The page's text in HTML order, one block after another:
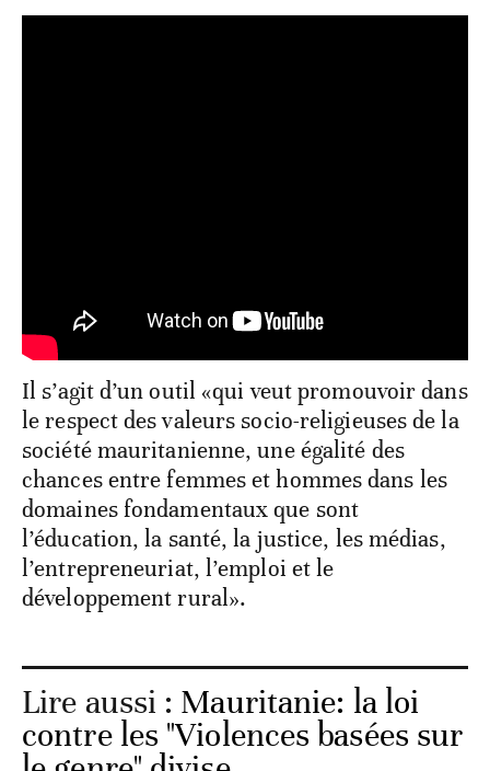
Il s’agit d’un outil «qui veut promouvoir dans
le respect des valeurs socio-religieuses de la
société mauritanienne, une égalité des
chances entre femmes et hommes dans les
domaines fondamentaux que sont
l’éducation, la santé, la justice, les médias,
l’entrepreneuriat, l’emploi et le
développement rural».
Lire aussi : Mauritanie: la loi
contre les "Violences basées sur